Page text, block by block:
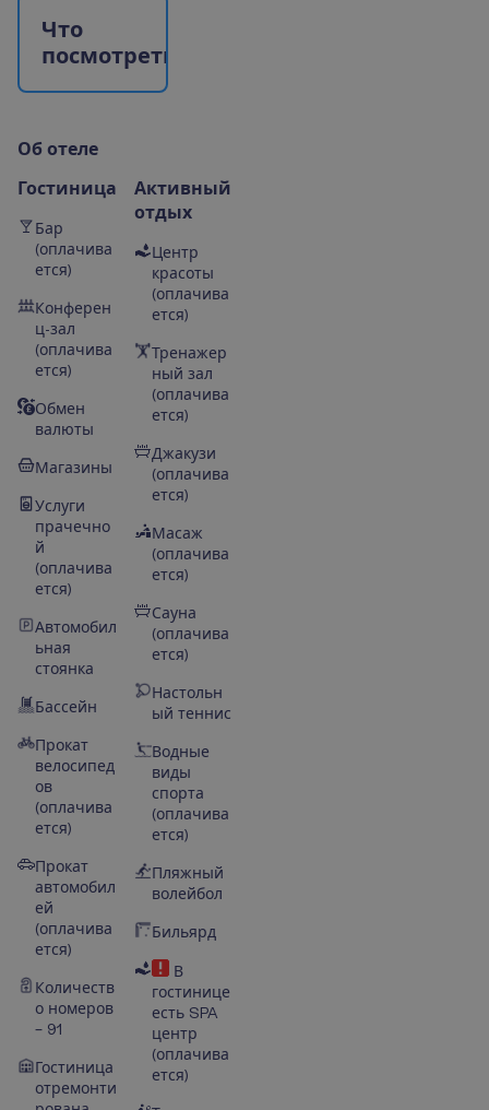
Что
посмотреть
Об отеле
Гостиница
Бар
(оплачива
ется)
Конферен
ц-зал
(оплачива
ется)
Обмен
валюты
Магазины
Услуги
прачечно
й
(оплачива
ется)
Автомобил
ьная
стоянка
Бассейн
Прокат
велосипед
ов
(оплачива
ется)
Прокат
автомобил
ей
(оплачива
ется)
Количеств
о номеров
– 91
Гостиница
отремонти
Активный
отдых
Центр
красоты
(оплачива
ется)
Тренажер
ный зал
(оплачива
ется)
Джакузи
(оплачива
ется)
Масаж
(оплачива
ется)
Сауна
(оплачива
ется)
Настольн
ый теннис
Водные
виды
спорта
(оплачива
ется)
Пляжный
волейбол
Бильярд
В
гостинице
есть SPA
центр
(оплачива
ется)